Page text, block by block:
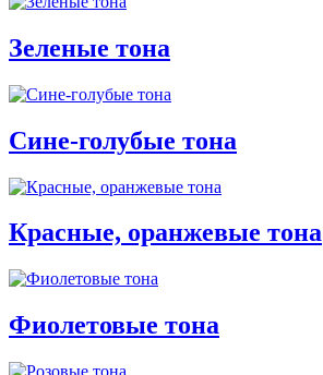
Зеленые тона
Сине-голубые тона
Красные, оранжевые тона
Фиолетовые тона